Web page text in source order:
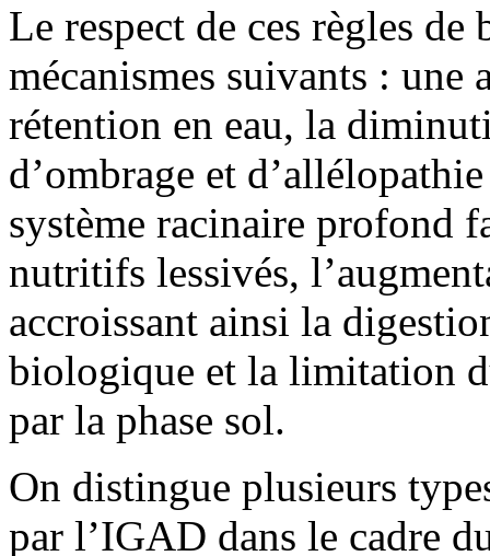
Le respect de ces règles de
mécanismes suivants : une
rétention en eau, la
d’ombrage et
système racinaire profond
nutritifs lessivés,
accroissant ainsi la
biologique et la limitation
par la phase sol.
On distingue plusieurs
par l’IGAD dans le cadre